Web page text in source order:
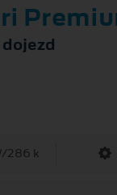
286 k